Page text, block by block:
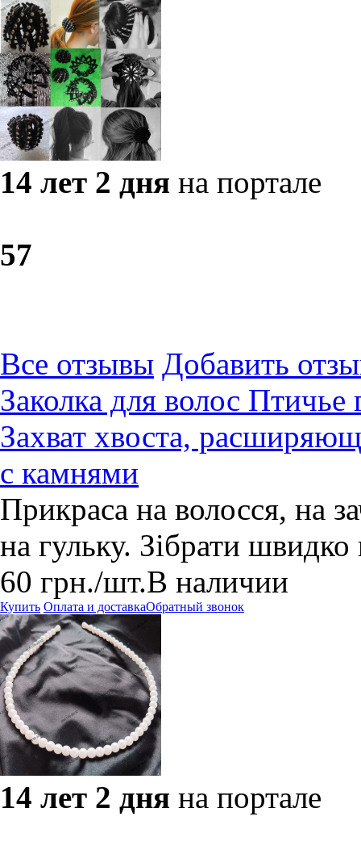
14 лет 2 дня на портале
57
Все отзывы Добавить
Заколка для волос
Захват хвоста,
с камнями
Прикраса на волосся, на
на гульку. Зібрати
60 грн./шт.В наличии
Купить Оплата и доставкаОбратный звонок
14 лет 2 дня на портале